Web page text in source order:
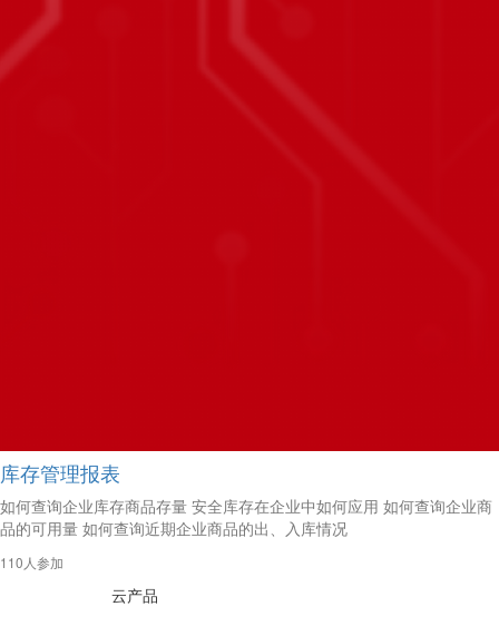
库存管理报表
如何查询企业库存商品存量 安全库存在企业中如何应用 如何查询企业商
品的可用量 如何查询近期企业商品的出、入库情况
110人参加
云产品